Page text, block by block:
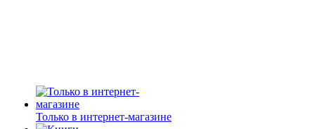
Только в интернет-магазине